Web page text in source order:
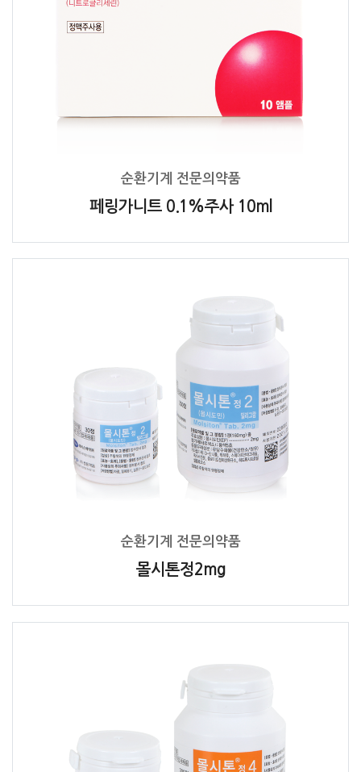
순환기계 전문의약품
페링가니트 0.1%주사 10ml
순환기계 전문의약품
몰시톤정2mg